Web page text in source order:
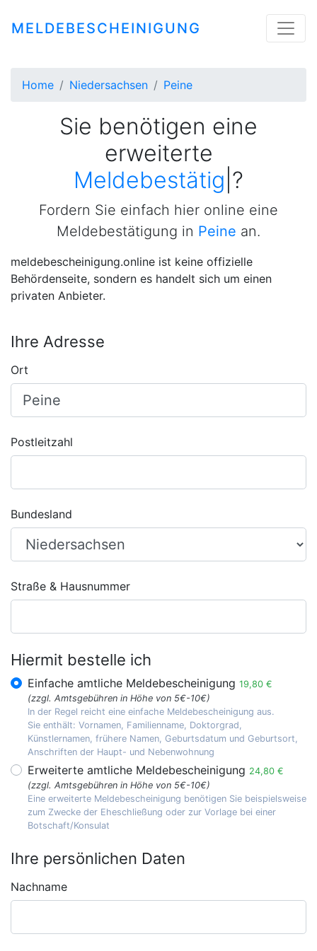
MELDEBESCHEINIGUNG
Home Niedersachsen Peine
Sie benötigen eine
erweiterte
Meldebestätigung
Fordern Sie einfach hier online eine
Meldebestätigung in Peine an.
meldebescheinigung.online ist keine offizielle
Behördenseite, sondern es handelt sich um einen
privaten Anbieter.
Ihre Adresse
Ort
Postleitzahl
Bundesland
Straße & Hausnummer
Hiermit bestelle ich
Einfache amtliche Meldebescheinigung 19,80 €
(zzgl. Amtsgebühren in Höhe von 5€-10€)
In der Regel reicht eine einfache Meldebescheinigung aus.
Sie enthält: Vornamen, Familienname, Doktorgrad,
Künstlernamen, frühere Namen, Geburtsdatum und Geburtsort,
Anschriften der Haupt- und Nebenwohnung
Erweiterte amtliche Meldebescheinigung 24,80 €
(zzgl. Amtsgebühren in Höhe von 5€-10€)
Eine erweiterte Meldebescheinigung benötigen Sie beispielsweise
zum Zwecke der Eheschließung oder zur Vorlage bei einer
Botschaft/Konsulat
Ihre persönlichen Daten
Nachname